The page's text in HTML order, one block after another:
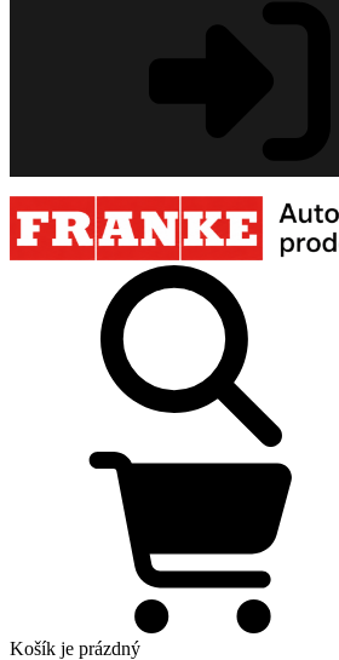
Košík je prázdný